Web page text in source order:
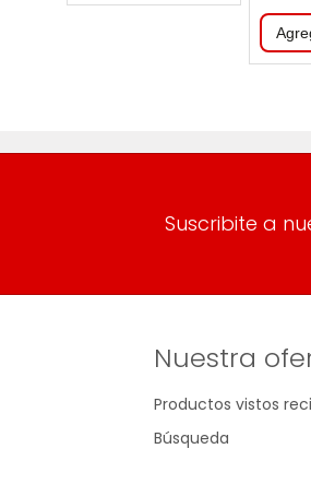
Suscribite a
Nuestra
Productos vistos
Búsqueda